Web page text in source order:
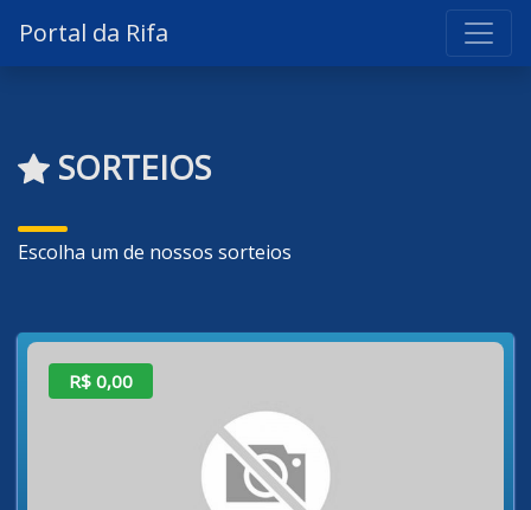
Portal da Rifa
SORTEIOS
Escolha um de nossos sorteios
R$ 0,00